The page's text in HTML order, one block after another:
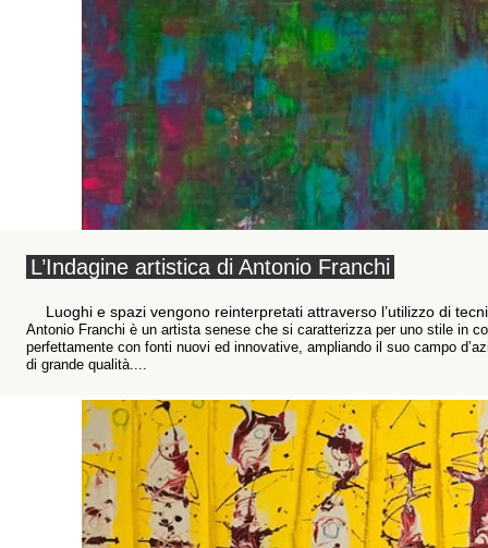
L’Indagine artistica di Antonio Franchi
Luoghi e spazi vengono reinterpretati attraverso l’utilizzo di
Antonio Franchi è un artista senese che si caratterizza per uno stile in
perfettamente con fonti nuovi ed innovative, ampliando il suo campo
di grande qualità....